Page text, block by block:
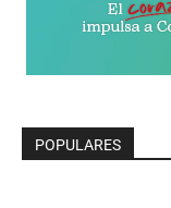
POPULARES